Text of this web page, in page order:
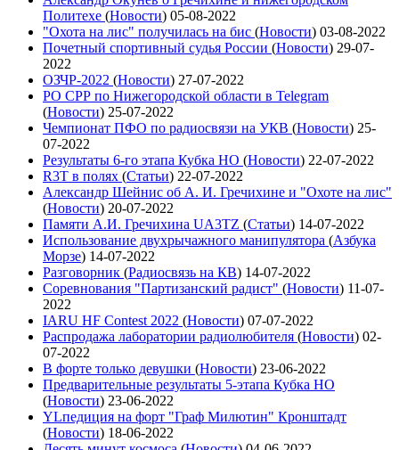
Политехе (Новости) 05-08-2022
"Охота на лис" получилась на бис (Новости) 03-08-2022
Почетный спортивный судья России (Новости) 29-07-
2022
ОЗЧР-2022 (Новости) 27-07-2022
РО СРР по Нижегородской области в Telegram
(Новости) 25-07-2022
Чемпионат ПФО по радиосвязи на УКВ (Новости) 25-
07-2022
Результаты 6-го этапа Кубка НО (Новости) 22-07-2022
R3T в полях (Статьи) 22-07-2022
Александр Шейнис об А. И. Гречихине и "Охоте на лис"
(Новости) 20-07-2022
Памяти А.И. Гречихина UA3TZ (Статьи) 14-07-2022
Использование двухрычажного манипулятора (Азбука
Морзе) 14-07-2022
Разговорник (Радиосвязь на КВ) 14-07-2022
Соревнования "Партизанский радист" (Новости) 11-07-
2022
IARU HF Contest 2022 (Новости) 07-07-2022
Распродажа лаборатории радиолюбителя (Новости) 02-
07-2022
В форте только девушки (Новости) 23-06-2022
Предварительные результаты 5-этапа Кубка НО
(Новости) 23-06-2022
YLпедиция на форт "Граф Милютин" Кронштадт
(Новости) 18-06-2022